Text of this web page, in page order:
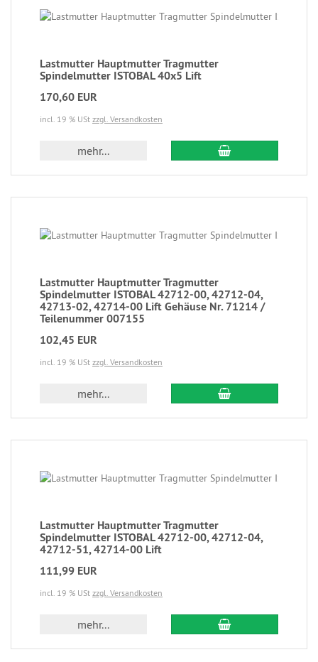
Lastmutter Hauptmutter Tragmutter
Spindelmutter ISTOBAL 40x5 Lift
170,60 EUR
incl. 19 % USt zzgl. Versandkosten
mehr...
Lastmutter Hauptmutter Tragmutter
Spindelmutter ISTOBAL 42712-00, 42712-04,
42713-02, 42714-00 Lift Gehäuse Nr. 71214 /
Teilenummer 007155
102,45 EUR
incl. 19 % USt zzgl. Versandkosten
mehr...
Lastmutter Hauptmutter Tragmutter
Spindelmutter ISTOBAL 42712-00, 42712-04,
42712-51, 42714-00 Lift
111,99 EUR
incl. 19 % USt zzgl. Versandkosten
mehr...